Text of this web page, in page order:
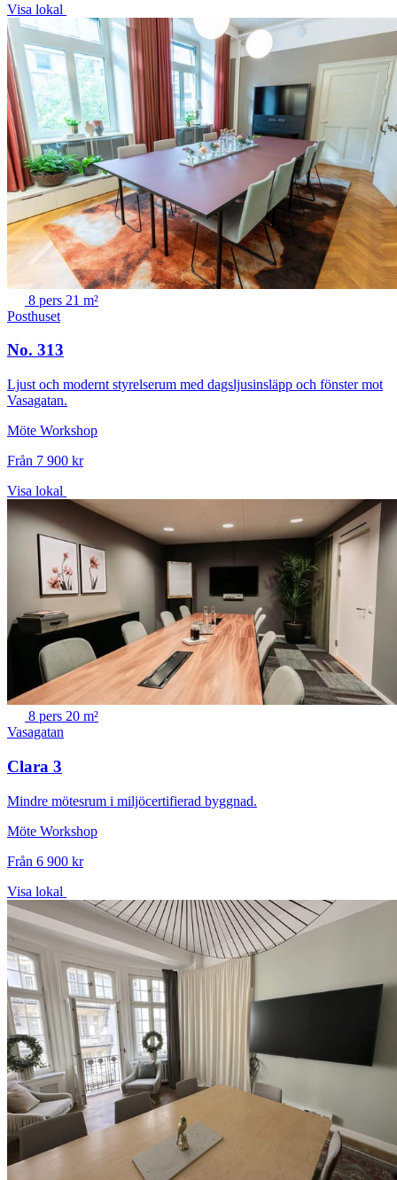
Visa lokal
8 pers 21 m²
Posthuset
No. 313
Ljust och modernt styrelserum med dagsljusinsläpp och fönster mot
Vasagatan.
Möte Workshop
Från 7 900 kr
Visa lokal
8 pers 20 m²
Vasagatan
Clara 3
Mindre mötesrum i miljöcertifierad byggnad.
Möte Workshop
Från 6 900 kr
Visa lokal